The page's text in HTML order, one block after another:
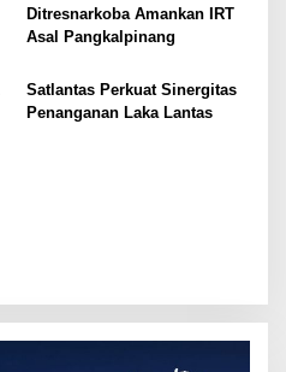
Ditresnarkoba Amankan IRT
Asal Pangkalpinang
Satlantas Perkuat Sinergitas
Penanganan Laka Lantas